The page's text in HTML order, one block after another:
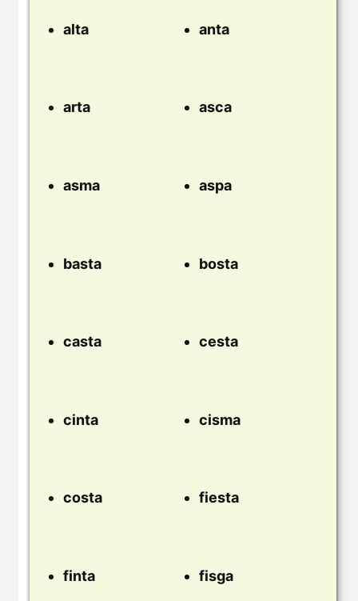
alta anta
arta asca
asma aspa
basta bosta
casta cesta
cinta cisma
costa fiesta
finta fisga